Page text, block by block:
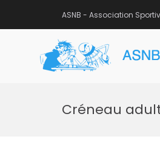
ASNB - Association
Créneau